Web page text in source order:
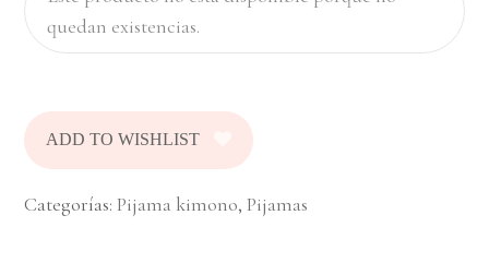
debes pasar la blusa por la cabeza del
bebé, así que esa incomodidad no la
ajustar el pantalón, son muy saves y
están sujetas a la prenda por lo que no se
saldrán. Pensamos en una prenda segura
para tu bebé
quedan existencias.
ADD TO WISHLIST
Categorías:Pijama kimono,Pijamas